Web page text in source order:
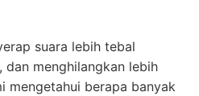
suara lebih tebal
dan menghilangkan lebih
mengetahui berapa banyak